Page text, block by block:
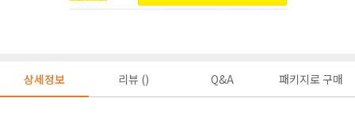
상세정보 리뷰 () Q&A 패키지로 구매